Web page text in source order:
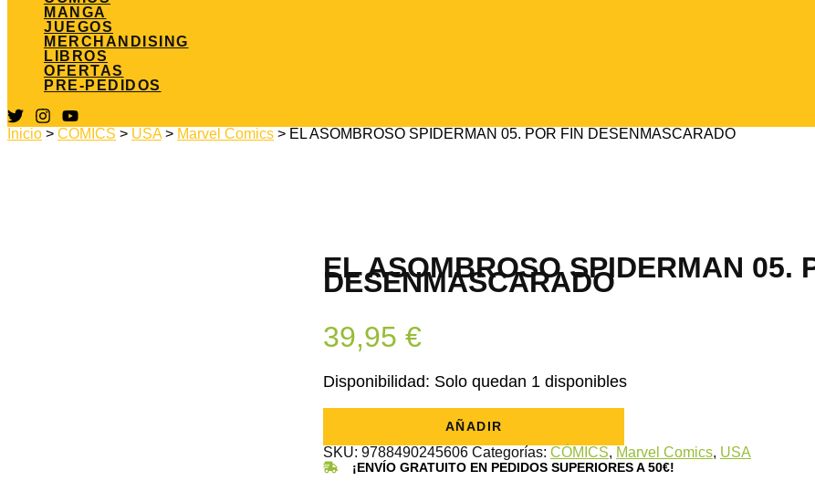
MANGA
JUEGOS
MERCHANDISING
LIBROS
OFERTAS
PRE-PEDIDOS
Inicio > CÓMICS > USA > Marvel Comics > EL ASOMBROSO SPIDERMAN 05. POR FIN DESENMASCARADO
EL ASOMBROSO SPIDERMAN 05.
DESENMASCARADO
39,95 €
Disponibilidad: Solo quedan 1 disponibles
SPIDERMAN
05.
POR
AÑADIR
SKU: 9788490245606 Categorías: CÓMICS, Marvel Comics, USA
¡ENVÍO GRATUITO EN PEDIDOS SUPERIORES A 50€!